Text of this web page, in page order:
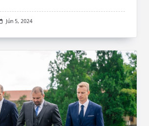
Jún 5, 2024